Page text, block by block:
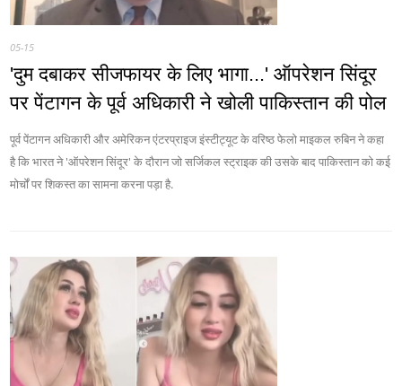
05-15
'दुम दबाकर सीजफायर के लिए भागा...' ऑपरेशन सिंदूर
पर पेंटागन के पूर्व अधिकारी ने खोली पाकिस्‍तान की पोल
पूर्व पेंटागन अधिकारी और अमेरिकन एंटरप्राइज इंस्टीट्यूट के वरिष्ठ फेलो माइकल रुबिन ने कहा
है कि भारत ने 'ऑपरेशन सिंदूर' के दौरान जो सर्जिकल स्ट्राइक की उसके बाद पाकिस्तान को कई
मोर्चों पर शिकस्त का सामना करना पड़ा है.